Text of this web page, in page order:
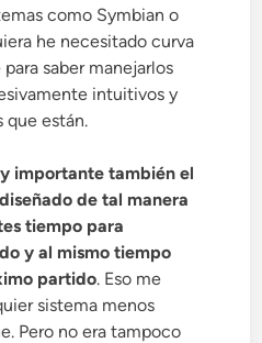
como Symbian o
he necesitado curva
saber manejarlos
intuitivos y
que están.
importante también el
de tal manera
tiempo para
y al mismo tiempo
partido. Eso me
sistema menos
Pero no era tampoco